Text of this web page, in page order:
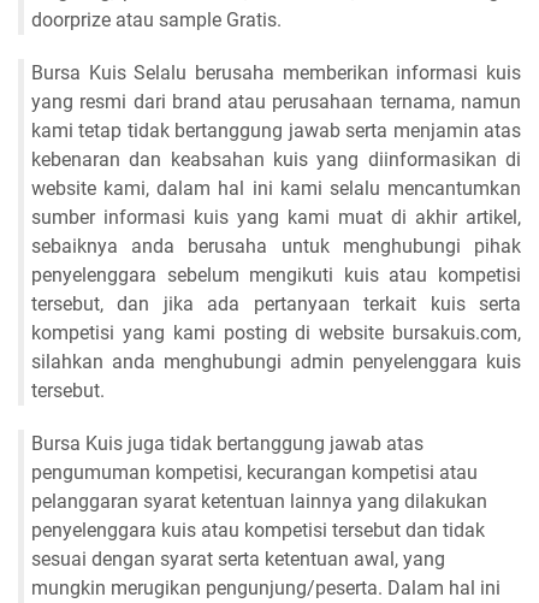
doorprize atau sample Gratis.
Bursa Kuis Selalu berusaha memberikan informasi kuis
yang resmi dari brand atau perusahaan ternama, namun
kami tetap tidak bertanggung jawab serta menjamin atas
kebenaran dan keabsahan kuis yang diinformasikan di
website kami, dalam hal ini kami selalu mencantumkan
sumber informasi kuis yang kami muat di akhir artikel,
sebaiknya anda berusaha untuk menghubungi pihak
penyelenggara sebelum mengikuti kuis atau kompetisi
tersebut, dan jika ada pertanyaan terkait kuis serta
kompetisi yang kami posting di website bursakuis.com,
silahkan anda menghubungi admin penyelenggara kuis
tersebut.
Bursa Kuis juga tidak bertanggung jawab atas
pengumuman kompetisi, kecurangan kompetisi atau
pelanggaran syarat ketentuan lainnya yang dilakukan
penyelenggara kuis atau kompetisi tersebut dan tidak
sesuai dengan syarat serta ketentuan awal, yang
mungkin merugikan pengunjung/peserta. Dalam hal ini